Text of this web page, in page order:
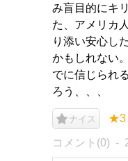
み盲目的にキ
た、アメリカ
り添い安心し
かもしれない
でに信じられ
ろう、、、
ナイス ★3
コメント(0)